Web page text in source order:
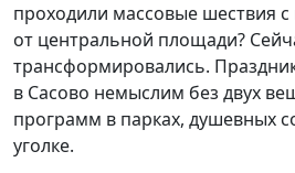
проходили массовые шествия
от центральной площади?
трансформировались.
в Сасово немыслим без двух
программ в парках, душевных
уголке.